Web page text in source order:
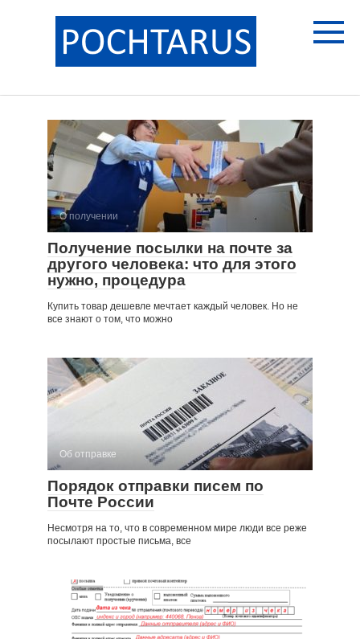
О получении
Получение посылки на почте за
другого человека: что для этого
нужно, процедура
Купить товар дешевле мечтает каждый человек. Но не
все знают о том, что можно
Об отправке
Порядок отправки писем по
Почте России
Несмотря на то, что в современном мире люди все реже
посылают простые письма, все